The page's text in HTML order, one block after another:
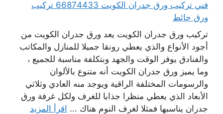
فني تركيب ورق جدران الكويت 66874433 تركيب
ورق حائط
تركيب ورق جدران الكويت يعد ورق جدران الكويت من
أجود الأنواع والذي يعطي رونقا جميلا للمنازل والمكاتب
والفنادق يوفر الوقت والجهد وبتكلفة مناسبة للجميع ،
وما يميز ورق جدران الكويت أنه متنوع بالألوان
والرسومات المختلفة الراقية ويوجد منه العادي وثلاثي
الأبعاد الذي يعطي منظرا جذابا للغرف ولكل غرفة ورق
جدران يناسبها فمثلا لغرف النوم هناك ... اقرأ المزيد